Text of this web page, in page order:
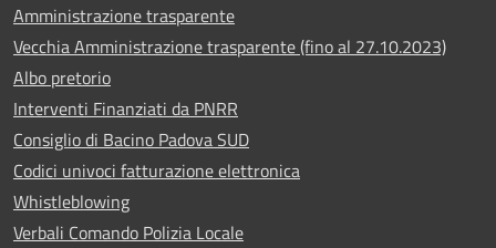
Amministrazione trasparente
Vecchia Amministrazione trasparente (fino al 27.10.2023)
Albo pretorio
Interventi Finanziati da PNRR
Consiglio di Bacino Padova SUD
Codici univoci fatturazione elettronica
Whistleblowing
Verbali Comando Polizia Locale